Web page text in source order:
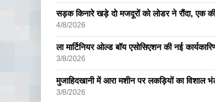
सड़क किनारे खड़े दो मजदूरों को लोडर ने रौंदा, एक
4/8/2026
ला मार्टिनियर ओल्ड बॉय एसोसिएशन की नई
3/8/2026
मुजाहिदखानी में आरा मशीन पर लकड़ियों का विशाल
3/8/2026